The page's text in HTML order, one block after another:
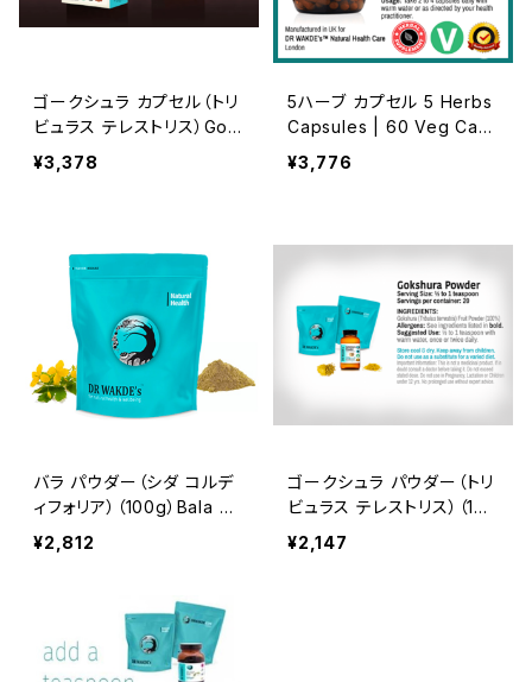
ゴークシュラ カプセル（トリ
ビュラス テレストリス）Gok
shura Capsules (Tribulu
s Terrestris)
¥3,378
5ハーブ カプセル 5 Herbs
Capsules | 60 Veg Cap
s | Aphrodisiac Herbs* |
For Energy & Vigour
¥3,776
バラ パウダー（シダ コルデ
ィフォリア）（100g）Bala Po
wder (Sida Cordifolia)
¥2,812
ゴークシュラ パウダー（トリ
ビュラス テレストリス）（100
g）Gokshura Powder (Tr
ibulus Terrestris)
¥2,147